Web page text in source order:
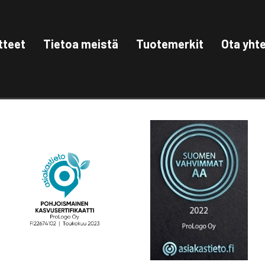
Tietoa meistä Tuotemerkit Ota